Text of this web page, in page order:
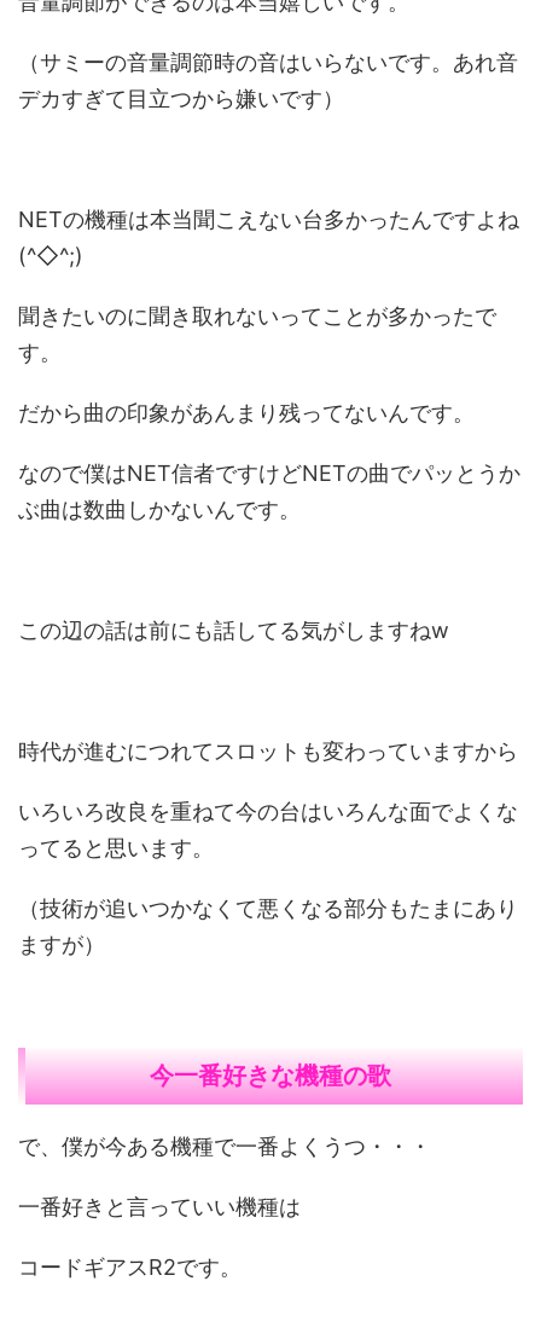
（サミーの音量調節時の音はいらないです。あれ音
デカすぎて目立つから嫌いです）
NETの機種は本当聞こえない台多かったんですよね
(^◇^;)
聞きたいのに聞き取れないってことが多かったで
す。
だから曲の印象があんまり残ってないんです。
なので僕はNET信者ですけどNETの曲でパッとうか
ぶ曲は数曲しかないんです。
この辺の話は前にも話してる気がしますねw
時代が進むにつれてスロットも変わっていますから
いろいろ改良を重ねて今の台はいろんな面でよくな
ってると思います。
（技術が追いつかなくて悪くなる部分もたまにあり
ますが）
今一番好きな機種の歌
で、僕が今ある機種で一番よくうつ・・・
一番好きと言っていい機種は
コードギアスR2です。